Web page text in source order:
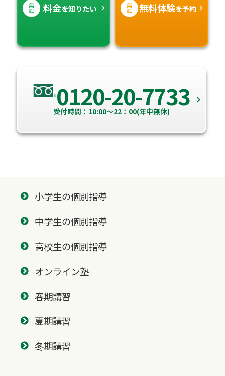
無
料 料金を知りたい 無
料 無料体験を予約
0120-20-7733
受付時間：10:00～22：00(年中無休)
小学生の個別指導
中学生の個別指導
高校生の個別指導
オンライン塾
春期講習
夏期講習
冬期講習